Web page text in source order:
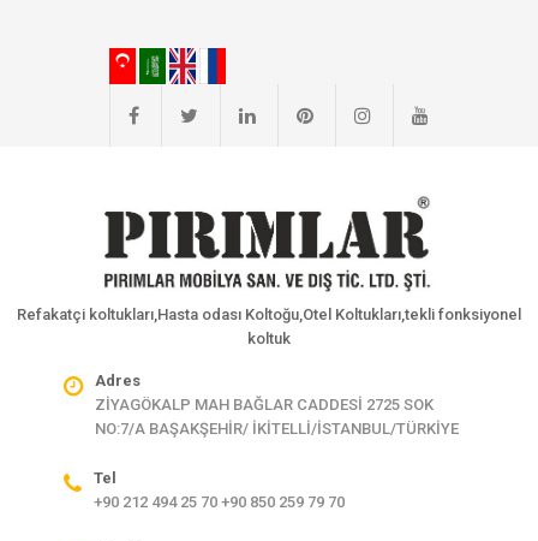
Refakatçi koltukları,Hasta odası Koltoğu,Otel Koltukları,tekli fonksiyonel
koltuk
Adres
ZİYAGÖKALP MAH BAĞLAR CADDESİ 2725 SOK
NO:7/A BAŞAKŞEHİR/ İKİTELLİ/İSTANBUL/TÜRKİYE
Tel
+90 212 494 25 70 +90 850 259 79 70